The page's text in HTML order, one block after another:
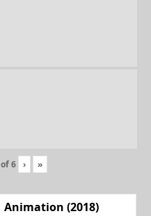
of6 › »
Animation (2018)